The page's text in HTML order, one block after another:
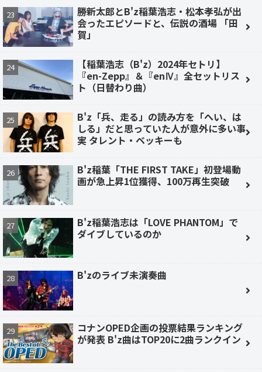
勝新太郎とB'z稲葉浩志・松本孝弘が出
会ったエピソードと、伝説の酒場 「田
賀」
【稲葉浩志（B'z）2024年セトリ】
『en-Zepp』＆『enⅣ』全セットリス
ト（日替わり曲）
B'z「兵、走る」の読み方を「へい、は
しる」だと思っていた人が意外に多い事
実 タレント・ベッキーも
B'z稲葉「THE FIRST TAKE」初登場動
画が急上昇1位獲得、100万再生突破
B'z稲葉浩志は「LOVE PHANTOM」で
ダイブしているのか
B'zのライブ未演奏曲
コナンOPED企画の投票結果ランキング
が発表 B'z曲はTOP20に2曲ランクイン